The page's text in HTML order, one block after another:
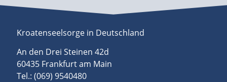
Kroatenseelsorge in Deutschland
An den Drei Steinen 42d
60435 Frankfurt am Main
Tel.: (069) 9540480